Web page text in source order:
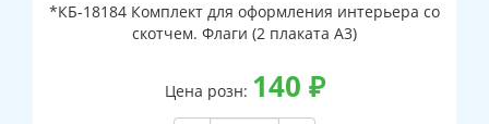
*КБ-18184 Комплект для оформления интерьера со
скотчем. Флаги (2 плаката А3)
Цена розн: 140 ₽